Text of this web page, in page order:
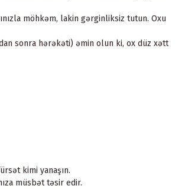
möhkəm, lakin gərginliksiz tutun. Oxu
sonra hərəkəti) əmin olun ki, ox düz xətt
kimi yanaşın.
müsbət təsir edir.